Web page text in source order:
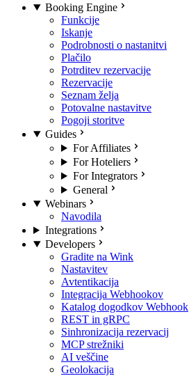
Booking Engine
Funkcije
Iskanje
Podrobnosti o nastanitvi
Plačilo
Potrditev rezervacije
Rezervacije
Seznam želja
Potovalne nastavitve
Pogoji storitve
Guides
For Affiliates
For Hoteliers
For Integrators
General
Webinars
Navodila
Integrations
Developers
Gradite na Wink
Nastavitev
Avtentikacija
Integracija Webhookov
Katalog dogodkov Webhook
REST in gRPC
Sinhronizacija rezervacij
MCP strežniki
AI veščine
Geolokacija